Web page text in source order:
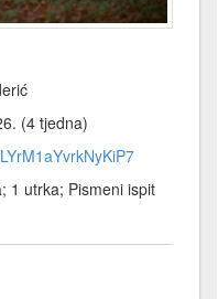
(4 tjedna)
1 utrka; Pismeni ispit